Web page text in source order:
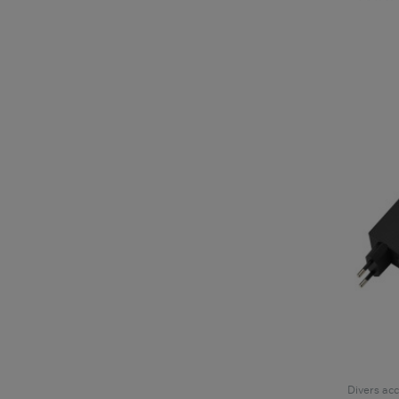
Divers